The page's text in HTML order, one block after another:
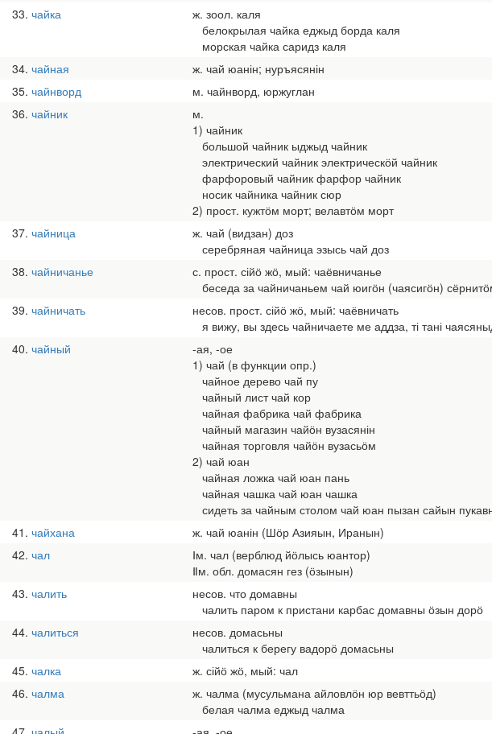
33 чайка
ж. зоол. каля
белокрылая чайка еджыд борда каля
морская чайка саридз каля
34 чайная
ж. чай юанін; нуръясянін
35 чайнворд
м. чайнворд, юржуглан
36 чайник
м.
1) чайник
большой чайник ыджыд чайник
электрический чайник электрическӧй чайник
фарфоровый чайник фарфор чайник
носик чайника чайник сюр
2) прост. кужтӧм морт; велавтӧм морт
37 чайница
ж. чай (видзан) доз
серебряная чайница эзысь чай доз
38 чайничанье
с. прост. сійӧ жӧ, мый: чаёвничанье
беседа за чайничаньем чай юигӧн (чаясигӧн)
39 чайничать
несов. прост. сійӧ жӧ, мый: чаёвничать
я вижу, вы здесь чайничаете ме аддза, ті тані
40 чайный
-ая, -ое
1) чай (в функции опр.)
чайное дерево чай пу
чайный лист чай кор
чайная фабрика чай фабрика
чайный магазин чайӧн вузасянін
чайная торговля чайӧн вузасьӧм
2) чай юан
чайная ложка чай юан пань
чайная чашка чай юан чашка
сидеть за чайным столом чай юан пызан сайын
41 чайхана
ж. чай юанін (Шӧр Азияын, Иранын)
42 чал
Ⅰм. чал (верблюд йӧлысь юантор)
Ⅱм. обл. домасян гез (ӧзынын)
43 чалить
несов. что домавны
чалить паром к пристани карбас домавны ӧзын дорӧ
44 чалиться
несов. домасьны
чалиться к берегу вадорӧ домасьны
45 чалка
ж. сійӧ жӧ, мый: чал
46 чалма
ж. чалма (мусульмана айловлӧн юр вевттьӧд)
белая чалма еджыд чалма